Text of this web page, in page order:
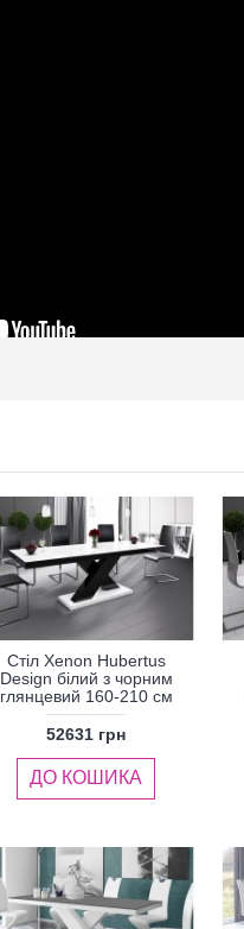
Стіл Xenon Hubertus
Design білий з чорним
глянцевий 160-210 см
52631 грн
ДО КОШИКА